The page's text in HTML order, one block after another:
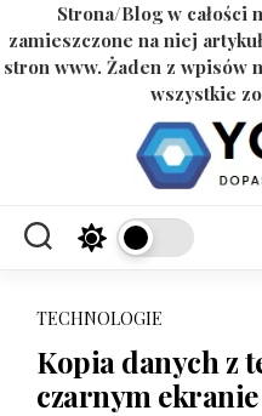
Strona/Blog w całości
zamieszczone na niej
stron www. Żaden z wpisów
wszystkie
TECHNOLOGIE
Kopia danych z
czarnym ekranie